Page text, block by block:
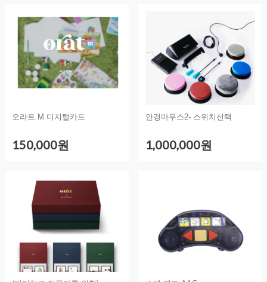
오라트 M 디지털카드
150,000원
안경마우스2- 스위치선택
1,000,000원